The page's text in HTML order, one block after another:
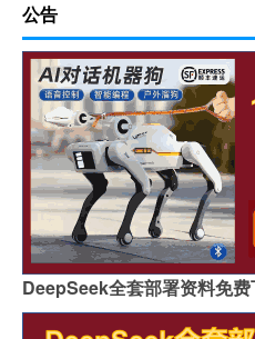
公告
DeepSeek全套部署资料免